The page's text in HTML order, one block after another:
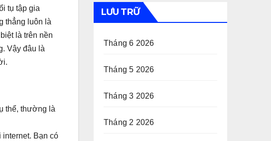
tụ tập gia
thẳng luôn là
là trên nền
Vậy đâu là
thể, thường là
Bạn có
LƯU TRỮ
Tháng 6 2026
Tháng 5 2026
Tháng 3 2026
Tháng 2 2026